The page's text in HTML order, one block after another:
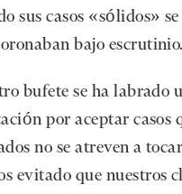
sus casos «sólidos» se
bajo escrutinio.
bufete se ha labrado
por aceptar casos
no se atreven a
evitado que nuestros